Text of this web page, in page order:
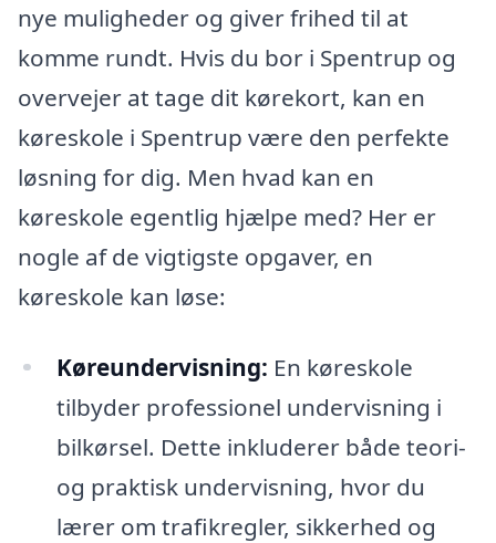
nye muligheder og giver frihed til at
komme rundt. Hvis du bor i Spentrup og
overvejer at tage dit kørekort, kan en
køreskole i Spentrup være den perfekte
løsning for dig. Men hvad kan en
køreskole egentlig hjælpe med? Her er
nogle af de vigtigste opgaver, en
køreskole kan løse:
Køreundervisning: En køreskole
tilbyder professionel undervisning i
bilkørsel. Dette inkluderer både teori-
og praktisk undervisning, hvor du
lærer om trafikregler, sikkerhed og